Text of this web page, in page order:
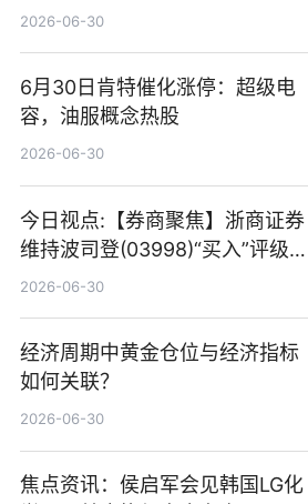
2026-06-30
6月30日肯特催化涨停：超级电
容，油服概念热股
2026-06-30
今日视点:【券商聚焦】浙商证券
维持波司登(03998)“买入”评级
指其业绩高质量稳增长
2026-06-30
经济周期中黄金仓位与经济指标
如何关联？
2026-06-30
焦点资讯：侯启军会见韩国LG化